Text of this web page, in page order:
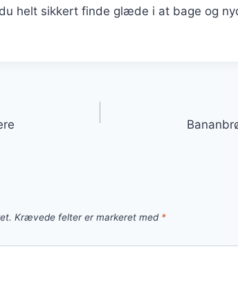
helt sikkert finde glæde i at bage og
Krævede felter er markeret med *